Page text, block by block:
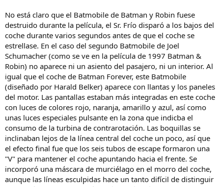
No está claro que el Batmobile de Batman y Robin fuese
destruido durante la película, el Sr. Frío disparó a los bajos del
coche durante varios segundos antes de que el coche se
estrellase. En el caso del segundo Batmobile de Joel
Schumacher (como se ve en la película de 1997 Batman &
Robin) no aparece ni un asiento del pasajero, ni un interior. Al
igual que el coche de Batman Forever, este Batmobile
(diseñado por Harald Belker) aparece con llantas y los paneles
del motor. Las pantallas estaban más integradas en este coche
con luces de colores rojo, naranja, amarillo y azul, así como
unas luces especiales pulsante en la zona que indicba el
consumo de la turbina de contrarotación. Las boquillas se
inclinaban lejos de la línea central del coche un poco, así que
el efecto final fue que los seis tubos de escape formaron una
"V" para mantener el coche apuntando hacia el frente. Se
incorporó una máscara de murciélago en el morro del coche,
aunque las líneas esculpidas hace un tanto difícil de distinguir